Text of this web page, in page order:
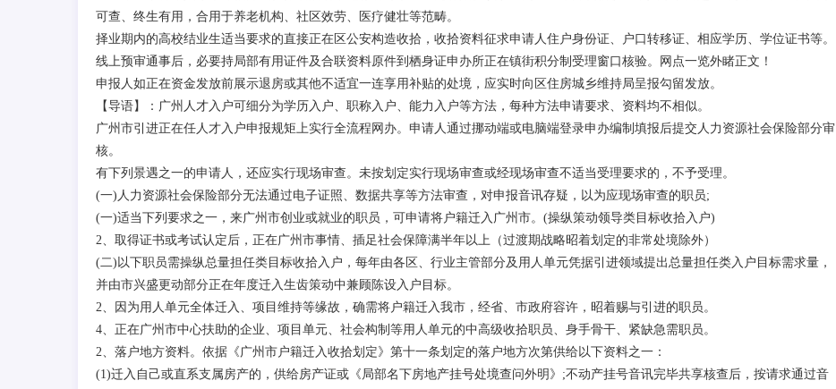
可查、终生有用，合用于养老机构、社区效劳、医疗健壮等范畴。
择业期内的高校结业生适当要求的直接正在区公安构造收拾，收拾资料征求申请人住户身份证、户口转移证、相应学历、学位证书等。
线上预审通事后，必要持局部有用证件及合联资料原件到栖身证申办所正在镇街积分制受理窗口核验。网点一览外睹正文！
申报人如正在资金发放前展示退房或其他不适宜一连享用补贴的处境，应实时向区住房城乡维持局呈报勾留发放。
【导语】：广州人才入户可细分为学历入户、职称入户、能力入户等方法，每种方法申请要求、资料均不相似。
广州市引进正在任人才入户申报规矩上实行全流程网办。申请人通过挪动端或电脑端登录申办编制填报后提交人力资源社会保险部分审
核。
有下列景遇之一的申请人，还应实行现场审查。未按划定实行现场审查或经现场审查不适当受理要求的，不予受理。
(一)人力资源社会保险部分无法通过电子证照、数据共享等方法审查，对申报音讯存疑，以为应现场审查的职员;
(一)适当下列要求之一，来广州市创业或就业的职员，可申请将户籍迁入广州市。(操纵策动领导类目标收拾入户)
2、取得证书或考试认定后，正在广州市事情、插足社会保障满半年以上（过渡期战略昭着划定的非常处境除外）
(二)以下职员需操纵总量担任类目标收拾入户，每年由各区、行业主管部分及用人单元凭据引进领域提出总量担任类入户目标需求量，
并由市兴盛更动部分正在年度迁入生齿策动中兼顾陈设入户目标。
2、因为用人单元全体迁入、项目维持等缘故，确需将户籍迁入我市，经省、市政府容许，昭着赐与引进的职员。
4、正在广州市中心扶助的企业、项目单元、社会构制等用人单元的中高级收拾职员、身手骨干、紧缺急需职员。
2、落户地方资料。依据《广州市户籍迁入收拾划定》第十一条划定的落户地方次第供给以下资料之一：
(1)迁入自己或直系支属房产的，供给房产证或《局部名下房地产挂号处境查问外明》;不动产挂号音讯完毕共享核查后，按请求通过音